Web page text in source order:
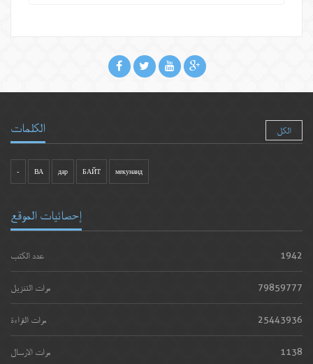
الكلمات الكل
- ВА дар БАЙТ мекунанд
إحصائيات الموقع
عدد الكتب 1942
مرات التنزيل 79859777
مرات القراءة 25443936
مرات الارسال 1138